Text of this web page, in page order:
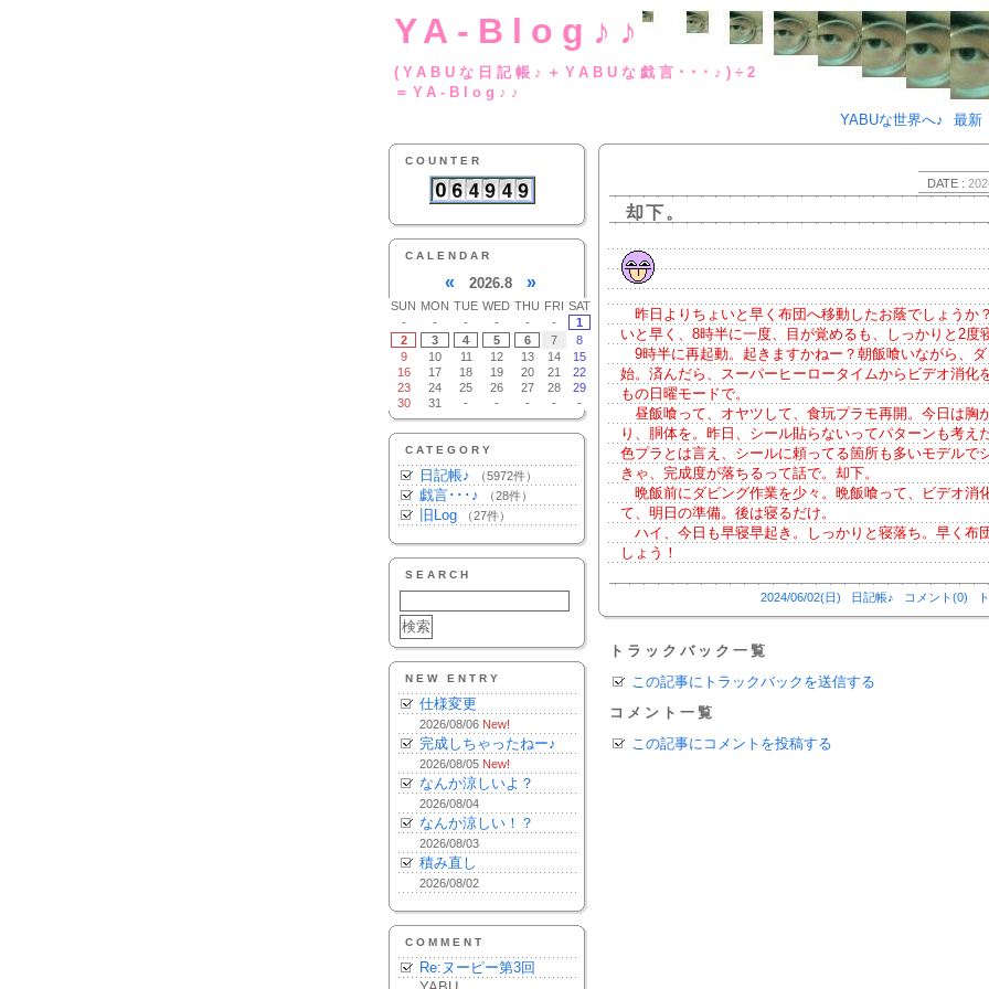
YA-Blog♪♪
(YABUな日記帳♪＋YABUな戯言･･
＝YA-Blog♪♪
YABUな世界へ♪
最新
COUNTER
CALENDAR
« 2026.8 »
SUN MON TUE WED THU FRI SAT
-
- - - - -
1
2
3 4 5 6 7
8
9
10 11 12 13 14
15
16
17 18 19 20 21
22
23
24 25 26 27 28
29
30
31 - - - - -
CATEGORY
日記帳♪ （5972件）
戯言･･･♪ （28件）
旧Log （27件）
SEARCH
NEW ENTRY
仕様変更
2026/08/06 New!
完成しちゃったねー♪
2026/08/05 New!
なんか涼しいよ？
2026/08/04
なんか涼しい！？
2026/08/03
積み直し
2026/08/02
COMMENT
Re:ヌーピー第3回
DATE :
却下。
昨日よりちょいと早く布団へ移動したお蔭でしょうか
いと早く、8時半に一度、目が覚めるも、しっかりと2度
9時半に再起動。起きますかねー？朝飯喰いながら、ダ
始。済んだら、スーパーヒーロータイムからビデオ消化
もの日曜モードで。
昼飯喰って、オヤツして、食玩プラモ再開。今日は胸
り、胴体を。昨日、シール貼らないってパターンも考え
色プラとは言え、シールに頼ってる箇所も多いモデルで
きゃ、完成度が落ちるって話で。却下。
晩飯前にダビング作業を少々。晩飯喰って、ビデオ消
て、明日の準備。後は寝るだけ。
ハイ、今日も早寝早起き。しっかりと寝落ち。早く布
しょう！
2024/06/02(日) 日記帳♪ コメント(0)
トラックバック一覧
この記事にトラックバックを送信する
コメント一覧
この記事にコメントを投稿する